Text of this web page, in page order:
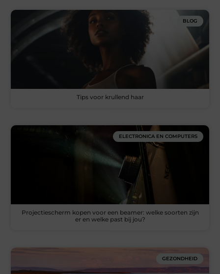
BLOG
Tips voor krullend haar
ELECTRONICA EN COMPUTERS
Projectiescherm kopen voor een beamer: welke soorten zijn
er en welke past bij jou?
GEZONDHEID